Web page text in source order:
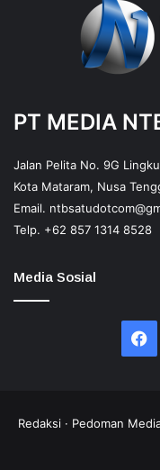
PT MEDIA
Jalan Pelita No. 9G
Kota Mataram, Nusa
Email.
Telp. +62 857 1314 8528
Media Sosial
Redaksi · Pedoman